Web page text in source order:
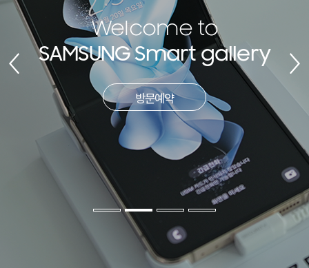
Welcome to
SAMSUNG Smart gallery
방문예약